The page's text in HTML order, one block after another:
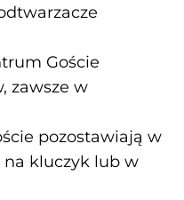
Goście
zawsze w
pozostawiają w
kluczyk lub w